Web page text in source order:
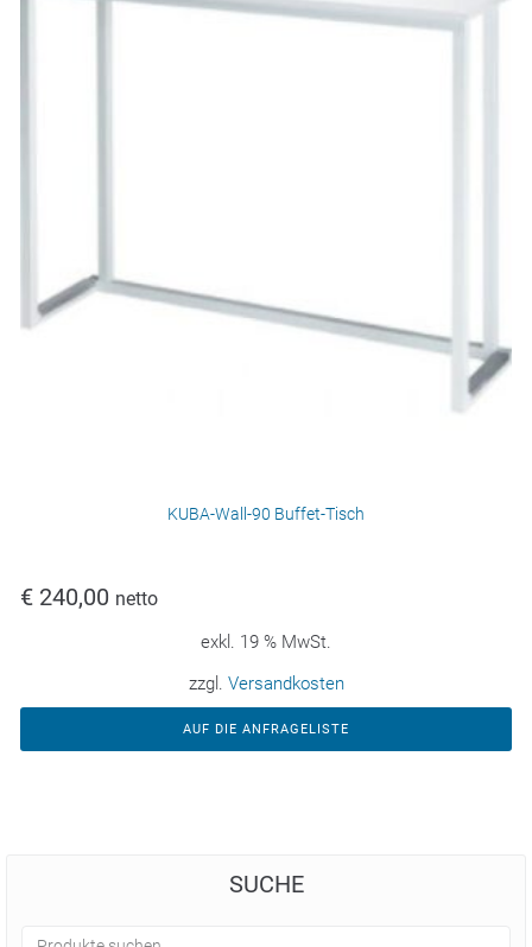
KUBA-Wall-90 Buffet-Tisch
€ 240,00 netto
exkl. 19 % MwSt.
zzgl. Versandkosten
AUF DIE ANFRAGELISTE
SUCHE